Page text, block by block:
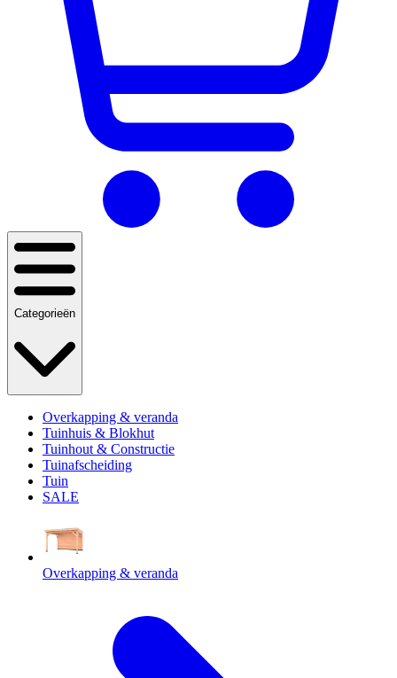
Categorieën
Overkapping & veranda
Tuinhuis & Blokhut
Tuinhout & Constructie
Tuinafscheiding
Tuin
SALE
Overkapping & veranda